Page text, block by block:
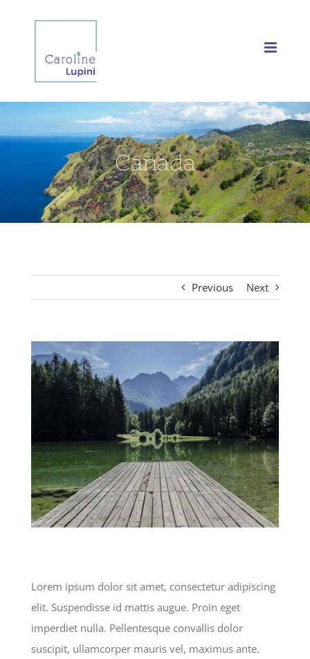
Canada
Previous Next
View
Larger
Image
Lorem ipsum dolor sit amet, consectetur adipiscing
elit. Suspendisse id mattis augue. Proin eget
imperdiet nulla. Pellentesque convallis dolor
suscipit, ullamcorper mauris vel, maximus ante.